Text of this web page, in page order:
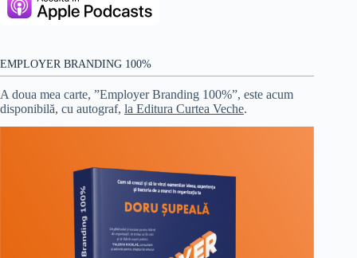
EMPLOYER BRANDING 100%
A doua mea carte, ”Employer Branding 100%”, este acum
disponibilă, cu autograf, la Editura Curtea Veche.